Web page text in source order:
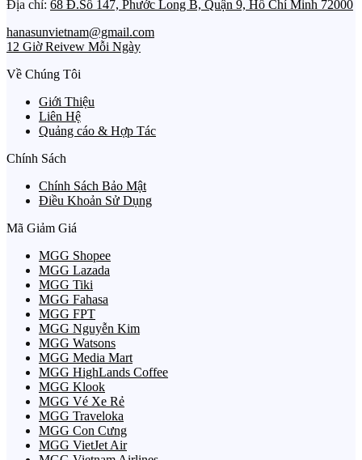
Địa chỉ: 68 Đ.Số 147, Phước Long B, Quận 9, Hồ Chí Minh 72000
hanasunvietnam@gmail.com
12 Giờ Reivew Mỗi Ngày
Về Chúng Tôi
Giới Thiệu
Liên Hệ
Quảng cáo & Hợp Tác
Chính Sách
Chính Sách Bảo Mật
Điều Khoản Sử Dụng
Mã Giảm Giá
MGG Shopee
MGG Lazada
MGG Tiki
MGG Fahasa
MGG FPT
MGG Nguyễn Kim
MGG Watsons
MGG Media Mart
MGG HighLands Coffee
MGG Klook
MGG Vé Xe Rẻ
MGG Traveloka
MGG Con Cưng
MGG VietJet Air